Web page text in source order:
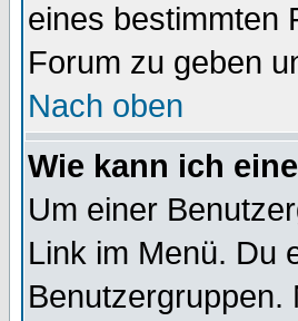
eines bestimmten
Forum zu geben
Nach oben
Wie kann ich
Um einer
Link im Menü. Du